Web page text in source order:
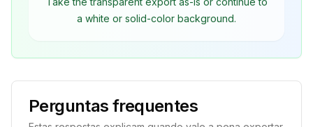
a white or solid-color background.
Perguntas frequentes